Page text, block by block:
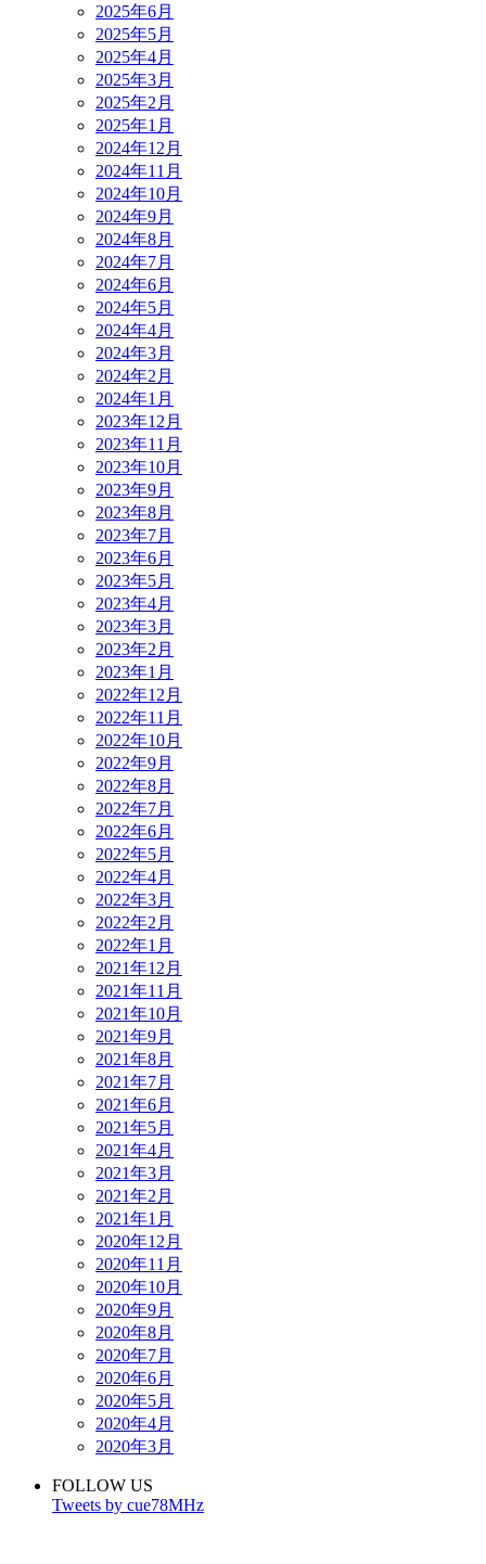
2025年6月
2025年5月
2025年4月
2025年3月
2025年2月
2025年1月
2024年12月
2024年11月
2024年10月
2024年9月
2024年8月
2024年7月
2024年6月
2024年5月
2024年4月
2024年3月
2024年2月
2024年1月
2023年12月
2023年11月
2023年10月
2023年9月
2023年8月
2023年7月
2023年6月
2023年5月
2023年4月
2023年3月
2023年2月
2023年1月
2022年12月
2022年11月
2022年10月
2022年9月
2022年8月
2022年7月
2022年6月
2022年5月
2022年4月
2022年3月
2022年2月
2022年1月
2021年12月
2021年11月
2021年10月
2021年9月
2021年8月
2021年7月
2021年6月
2021年5月
2021年4月
2021年3月
2021年2月
2021年1月
2020年12月
2020年11月
2020年10月
2020年9月
2020年8月
2020年7月
2020年6月
2020年5月
2020年4月
2020年3月
FOLLOW US
Tweets by cue78MHz